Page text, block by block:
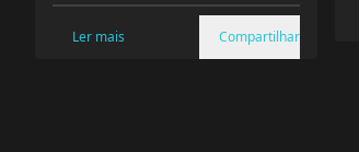
Ler mais Compartilhar